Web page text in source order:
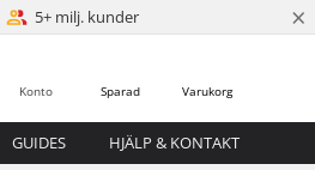
5+ milj. kunder ×
Varukorg
Sparad
Konto
GUIDES HJÄLP & KONTAKT